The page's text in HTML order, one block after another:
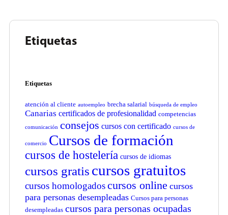
Etiquetas
Etiquetas
atención al cliente autoempleo brecha salarial búsqueda de empleo
Canarias certificados de profesionalidad competencias
comunicación consejos cursos con certificado cursos de
comercio Cursos de formación
cursos de hostelería cursos de idiomas
cursos gratis cursos gratuitos
cursos homologadoscursos online cursos
para personas desempleadas Cursos para personas
desempleadas cursos para personas ocupadas